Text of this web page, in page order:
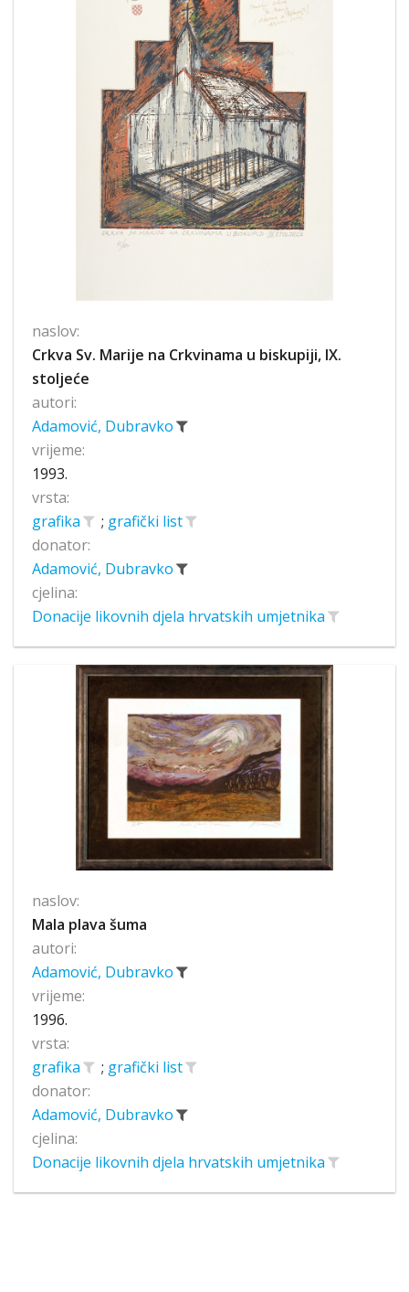
naslov:
Crkva Sv. Marije na Crkvinama u biskupiji, IX.
stoljeće
autori:
Adamović, Dubravko
vrijeme:
1993.
vrsta:
grafika
; grafički list
donator:
Adamović, Dubravko
cjelina:
Donacije likovnih djela hrvatskih umjetnika
naslov:
Mala plava šuma
autori:
Adamović, Dubravko
vrijeme:
1996.
vrsta:
grafika
; grafički list
donator:
Adamović, Dubravko
cjelina:
Donacije likovnih djela hrvatskih umjetnika